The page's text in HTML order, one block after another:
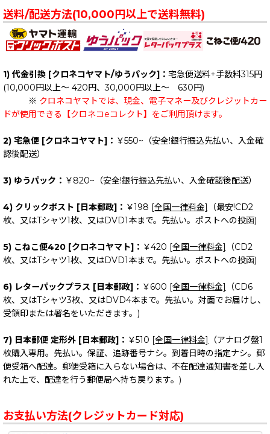
送料/配送方法(10,000円以上で送料無料)
1) 代金引換 [クロネコヤマト/ゆうパック]： 宅急便送料+手数料315円
(10,000円以上～ 420円、30,000円以上～ 630円)
※ クロネコヤマトでは、現金、電子マネー及びクレジットカー
ドが使用できる【クロネコeコレクト】をご利用頂けます。
2) 宅急便 [クロネコヤマト]： ￥550~（安全!銀行振込先払い、入金確
認後配送）
3) ゆうパック： ￥820~（安全!銀行振込先払い、入金確認後配送）
4) クリックポスト [日本郵政]： ￥198 [全国一律料金]
（最安!CD2
枚、又はTシャツ1枚、又はDVD1本まで。先払い。ポストへの投函)
5) こねこ便420 [クロネコヤマト]： ￥420 [全国一律料金]
（CD2
枚、又はTシャツ1枚、又はDVD1本まで。先払い。ポストへの投函)
6) レターパックプラス [日本郵政]： ￥600 [全国一律料金]
（CD6
枚、又はTシャツ3枚、又はDVD4本まで。先払い。対面でお届けし、
受領印または署名をいただきます。)
7) 日本郵便 定形外 [日本郵政]： ￥510 [全国一律料金]
（アナログ盤1
枚購入専用。先払い。保証、追跡番号ナシ。到着日時の指定ナシ。郵
便受箱へ配達。郵便受箱に入らない場合は、不在配達通知書を差し入
れた上で、配達を行う郵便局へ持ち戻ります。)
お支払い方法(クレジットカード対応)